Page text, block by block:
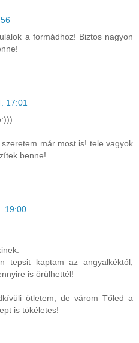
a formádhoz! Biztos nagyon
17:01
már most is! tele vagyok
benne!
19:00
tepsit kaptam az angyalkéktól,
is örülhettél!
ötletem, de várom Tőled a
is tökéletes!